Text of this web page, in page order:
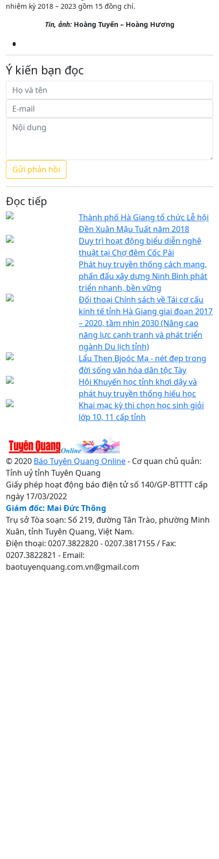
nhiệm kỳ 2018 – 2023 gồm 15 đồng chí.
Tin, ảnh: Hoàng Tuyến – Hoàng Hương
Ý kiến bạn đọc
Đọc tiếp
Thành phố Hà Giang tổ chức Lễ hội
Đền Xuân Mậu Tuất năm 2018
Duy trì hoạt động biểu diễn nghệ
thuật tại Chợ đêm Cốc Pài
Phát huy truyền thống cách mạng,
phấn đấu xây dựng Ninh Bình phát
triển nhanh, bền vững
Đối thoại Chính sách về Tái cơ cấu
kinh tế tỉnh Hà Giang giai đoạn 2017
– 2020, tầm nhìn 2030 (Nâng cao
năng lực cạnh tranh và phát triển
ngành Du lịch tỉnh)
Lẩu Then Bjoóc Mạ - nét đẹp trong
đời sống văn hóa dân tộc Tày
Hội Khuyến học tỉnh khơi dậy và
phát huy truyền thống hiếu học
Khai mạc kỳ thi chọn học sinh giỏi
lớp 10, 11 cấp tỉnh
© 2020 Báo Tuyên Quang Online- Cơ quan chủ quản:
Tỉnh uỷ tỉnh Tuyên Quang
Giấy phép hoạt động báo điện tử số 140/GP-BTTTT cấp
ngày 17/03/2022
Giám đốc: Mai Đức Thông
Trụ sở Tòa soạn: Số 219, đường Tân Trào, phường Minh
Xuân, tỉnh Tuyên Quang, Việt Nam.
Điện thoại: 0207.3822820 - 0207.3817155 / Fax:
0207.3822821 - Email:
baotuyenquang.com.vn@gmail.com